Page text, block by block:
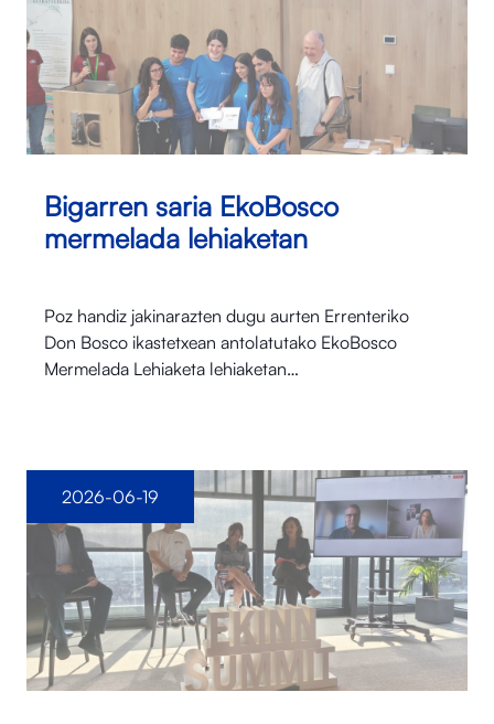
Bigarren saria EkoBosco
mermelada lehiaketan
Poz handiz jakinarazten dugu aurten Errenteriko
Don Bosco ikastetxean antolatutako EkoBosco
Mermelada Lehiaketa lehiaketan…
2026-06-19